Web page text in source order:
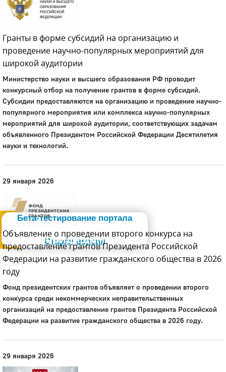
История
Настоящее
Гостям
Жителям
Бизнесу
КСО
Дума
+7 (34141) 21-300
Администрация
Бета-тестирование портала
Старая версия
Слабовидящим
Гранты в форме субсидий на организацию и
проведение научно-популярных мероприятий для
широкой аудитории
Министерство науки и высшего образования РФ проводит
конкурсный отбор на получение грантов в форме субсидий.
Субсидии предоставляются на организацию и проведение научно-
популярного мероприятия или комплекса научно-популярных
мероприятий для широкой аудитории, соответствующих задачам
объявленного Президентом Российской Федерации Десятилетия
науки и технологий.
29 января 2026
Объявление о проведении второго конкурса на
предоставление грантов Президента Российской
Федерации на развитие гражданского общества в 2026
году
Фонд президентских грантов объявляет о проведении второго
конкурса среди некоммерческих неправительственных
организаций на предоставление грантов Президента Российской
Федерации на развитие гражданского общества в 2026 году.
29 января 2026